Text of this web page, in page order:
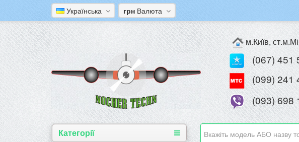
Українська грн Валюта
м.Київ,
(067) 451
(099) 241
(093) 698
Категорії